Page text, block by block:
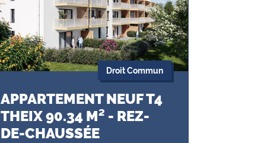
Droit Commun
APPARTEMENT NEUF T4
THEIX 90.34 M² - REZ-
DE-CHAUSSÉE